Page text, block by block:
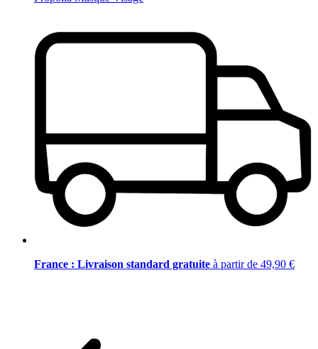
France : Livraison standard gratuite à partir de 49,90 €